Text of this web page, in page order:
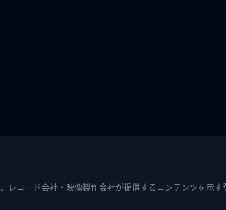
レコード会社・映像製作会社が提供するコンテンツを示